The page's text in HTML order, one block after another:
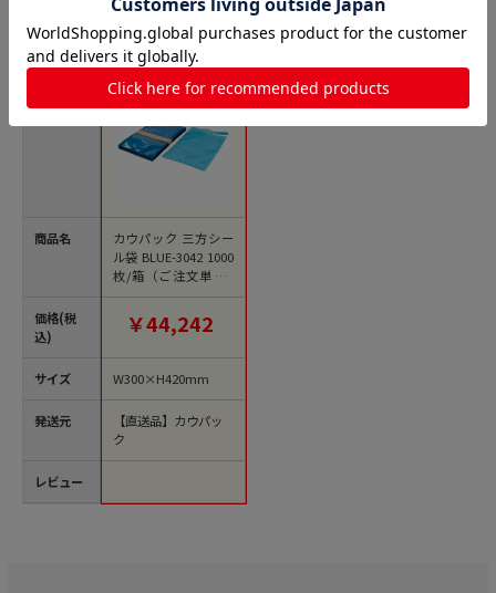
ナイロンポリ 三方袋 ノンバリアの人気商品との比較
商品名
価格(税
込)
サイズ
発送元
レビュー
カウパック 三方シー
ル袋 BLUE-3042 1000
枚/箱（ご注文単位1
箱）【直送品】
￥44,242
W300×H420mm
【直送品】カウパッ
ク